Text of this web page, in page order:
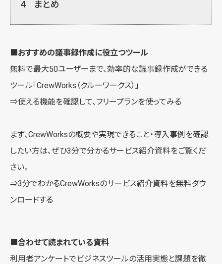
4 まとめ
■おすすめの議事録作成に役立つツール
無料で最大50ユーザーまで、効率的な議事録作成ができる
ツール「CrewWorks（クルーワークス） 」
⇒使える機能を確認して、フリープランを使ってみる
まず、CrewWorksの概要や実現できること・導入事例を確認
したい方は、ぜひ3分で分かるサービス紹介資料をご覧くだ
さい。
⇒3分でわかるCrewWorksのサービス紹介資料を無料ダウ
ンロードする
■合わせて読まれている資料
利用者アンケートでビジネスツールの活用実態と課題を徹